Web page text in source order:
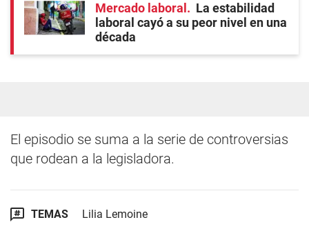
Mercado laboral
La estabilidad
laboral cayó a su peor nivel en una
década
El episodio se suma a la serie de controversias
que rodean a la legisladora.
TEMAS Lilia Lemoine